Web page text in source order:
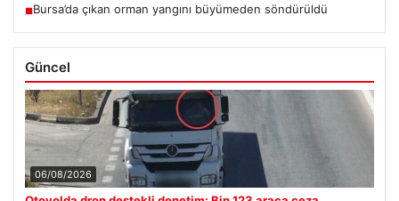
■Bursa’da çıkan orman yangını büyümeden söndürüldü
Güncel
06/08/2026